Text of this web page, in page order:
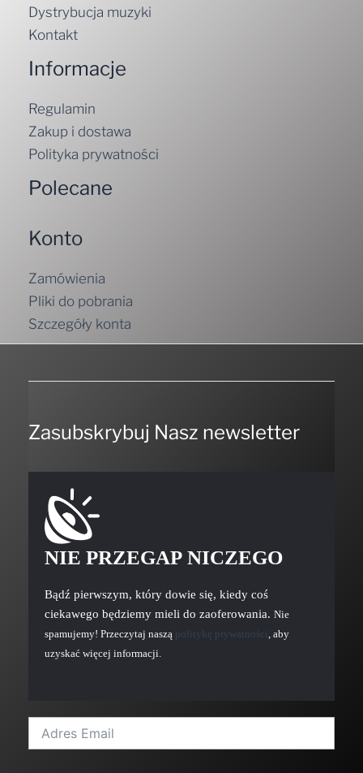
Dystrybucja muzyki
Kontakt
Informacje
Regulamin
Zakup i dostawa
Polityka prywatności
Polecane
Konto
Zamówienia
Pliki do pobrania
Szczegóły konta
Zasubskrybuj Nasz newsletter
NIE PRZEGAP NICZEGO
Bądź pierwszym, który dowie się, kiedy coś
ciekawego będziemy mieli do zaoferowania. Nie
spamujemy! Przeczytaj naszą politykę prywatności, aby
uzyskać więcej informacji.